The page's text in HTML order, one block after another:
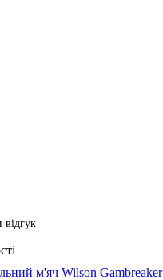
м'яч Wilson Gambreaker